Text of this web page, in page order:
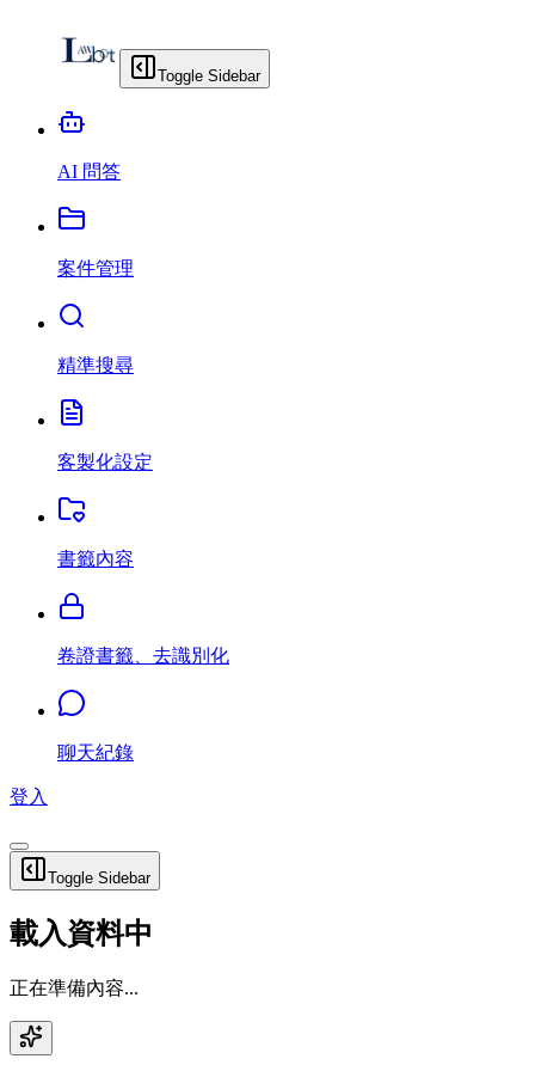
Toggle Sidebar
AI 問答
案件管理
精準搜尋
客製化設定
書籤內容
卷證書籤、去識別化
聊天紀錄
登入
Toggle Sidebar
載入資料中
正在準備內容...